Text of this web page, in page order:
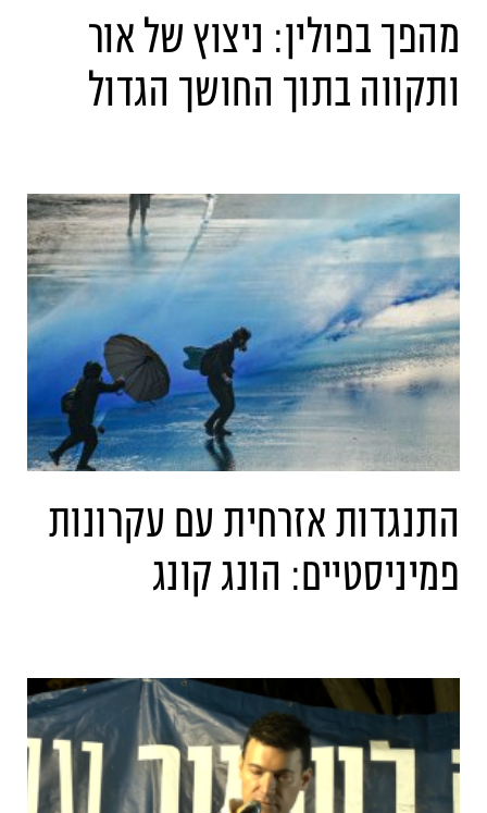
מהפך בפולין: ניצוץ של אור
ותקווה בתוך החושך הגדול
התנגדות אזרחית עם עקרונות
פמיניסטיים: הונג קונג